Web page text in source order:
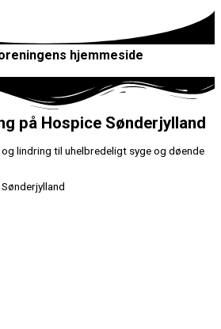
hjemmeside
på Hospice Sønderjylland
lindring til uhelbredeligt syge og døende